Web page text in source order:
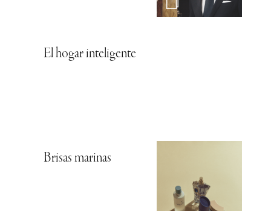
El hogar inteligente
Brisas marinas